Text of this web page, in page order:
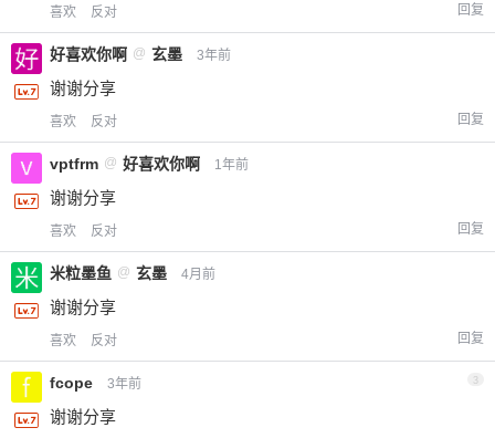
喜欢 反对 回复
好喜欢你啊 @ 玄墨 3年前
谢谢分享
喜欢 反对 回复
vptfrm @ 好喜欢你啊 1年前
谢谢分享
喜欢 反对 回复
米粒墨鱼 @ 玄墨 4月前
谢谢分享
喜欢 反对 回复
fcope 3年前 3
谢谢分享